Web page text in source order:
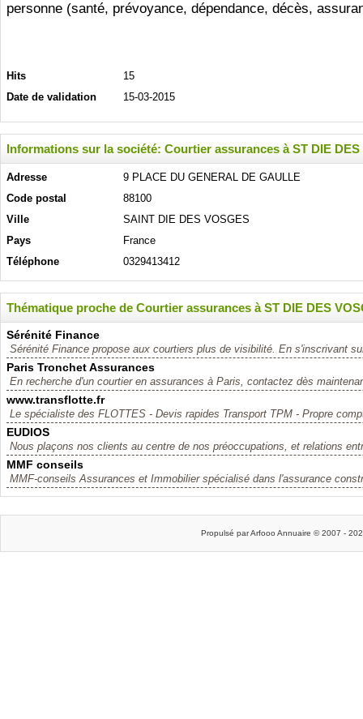
personne (santé, prévoyance, dépendance, décès,
Hits
15
Date de validation
15-03-2015
Informations sur la société: Courtier assurances à ST DIE
Adresse
9 PLACE DU GENERAL DE GAULLE
Code postal
88100
Ville
SAINT DIE DES VOSGES
Pays
France
Téléphone
0329413412
Thématique proche de Courtier assurances à ST DIE DES
Sérénité Finance
Sérénité Finance propose aux courtiers plus de visibilité. En s'inscrivant
Paris Tronchet Assurances
En recherche d'un courtier en assurances à Paris, contactez dès
www.transflotte.fr
Le spécialiste des FLOTTES - Devis rapides Transport TPM - Propre
EUDIOS
Nous plaçons nos clients au centre de nos préoccupations, et relations
MMF conseils
MMF-conseils Assurances et Immobilier spécialisé dans l'assurance
Propulsé par Arfooo Annuaire © 2007 -